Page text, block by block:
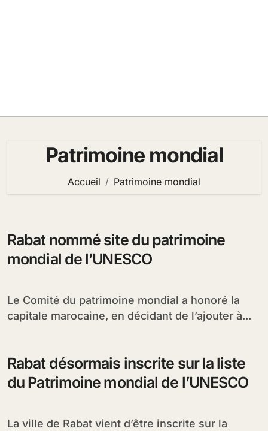
Patrimoine mondial
Accueil Patrimoine mondial
Rabat nommé site du patrimoine
mondial de l’UNESCO
Le Comité du patrimoine mondial a honoré la
capitale marocaine, en décidant de l’ajouter à...
Rabat désormais inscrite sur la liste
du Patrimoine mondial de l’UNESCO
La ville de Rabat vient d’être inscrite sur la